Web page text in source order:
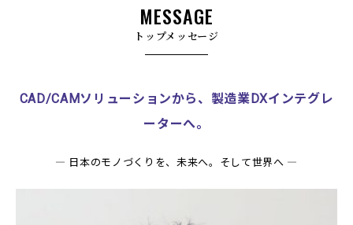
MESSAGE
トップメッセージ
CAD/CAMソリューションから、製造業DXインテグレ
ーターへ。
― 日本のモノづくりを、未来へ。そして世界へ ―